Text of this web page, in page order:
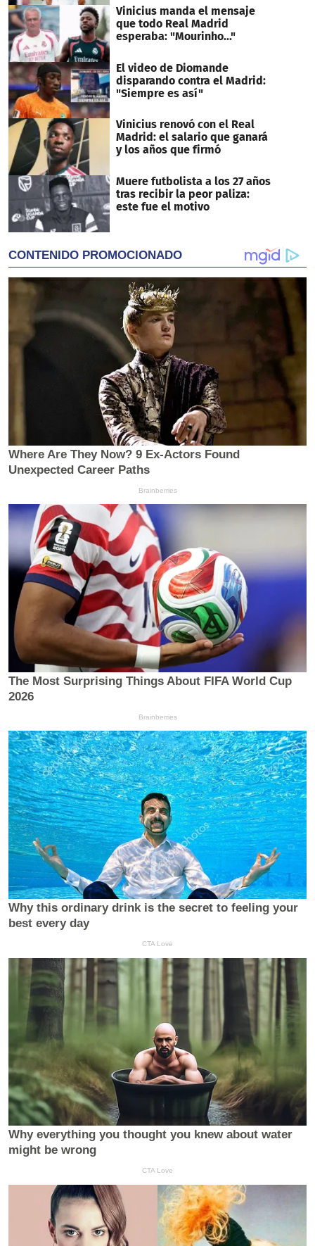
Vinicius manda el mensaje
que todo Real Madrid
esperaba: "Mourinho..."
El video de Diomande
disparando contra el Madrid:
"Siempre es así"
Vinicius renovó con el Real
Madrid: el salario que ganará
y los años que firmó
Muere futbolista a los 27 años
tras recibir la peor paliza:
este fue el motivo